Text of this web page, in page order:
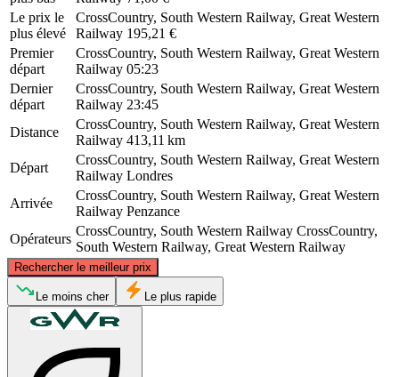
Le prix le
plus élevé
CrossCountry, South Western Railway, Great Western
Railway 195,21 €
Premier
départ
CrossCountry, South Western Railway, Great Western
Railway 05:23
Dernier
départ
CrossCountry, South Western Railway, Great Western
Railway 23:45
Distance
CrossCountry, South Western Railway, Great Western
Railway 413,11 km
Départ
CrossCountry, South Western Railway, Great Western
Railway Londres
Arrivée
CrossCountry, South Western Railway, Great Western
Railway Penzance
Opérateurs
CrossCountry, South Western Railway CrossCountry,
South Western Railway, Great Western Railway
Rechercher le meilleur prix
© CARTO, © OpenStreetMapcontributors
Le moins cher Le plus rapide